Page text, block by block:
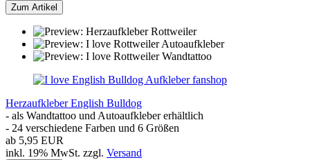
Zum Artikel
Herzaufkleber English Bulldog
- als Wandtattoo und Autoaufkleber erhältlich
- 24 verschiedene Farben und 6 Größen
ab 5,95 EUR
inkl. 19% MwSt. zzgl. Versand